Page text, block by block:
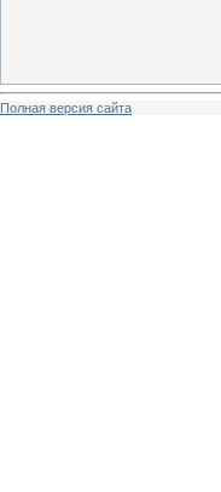
Полная версия сайта